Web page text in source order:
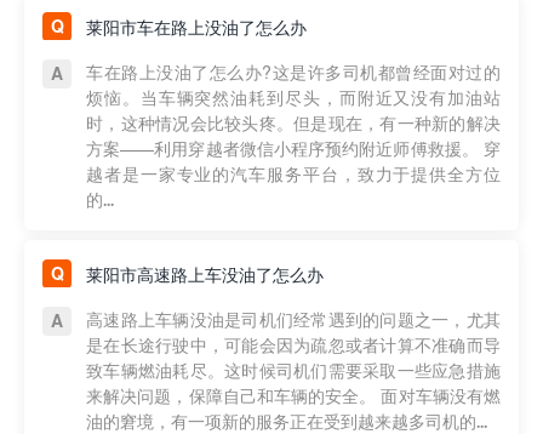
莱阳市车在路上没油了怎么办
车在路上没油了怎么办?这是许多司机都曾经面对过的
烦恼。当车辆突然油耗到尽头，而附近又没有加油站
时，这种情况会比较头疼。但是现在，有一种新的解决
方案——利用穿越者微信小程序预约附近师傅救援。 穿
越者是一家专业的汽车服务平台，致力于提供全方位
的...
莱阳市高速路上车没油了怎么办
高速路上车辆没油是司机们经常遇到的问题之一，尤其
是在长途行驶中，可能会因为疏忽或者计算不准确而导
致车辆燃油耗尽。这时候司机们需要采取一些应急措施
来解决问题，保障自己和车辆的安全。 面对车辆没有燃
油的窘境，有一项新的服务正在受到越来越多司机的...